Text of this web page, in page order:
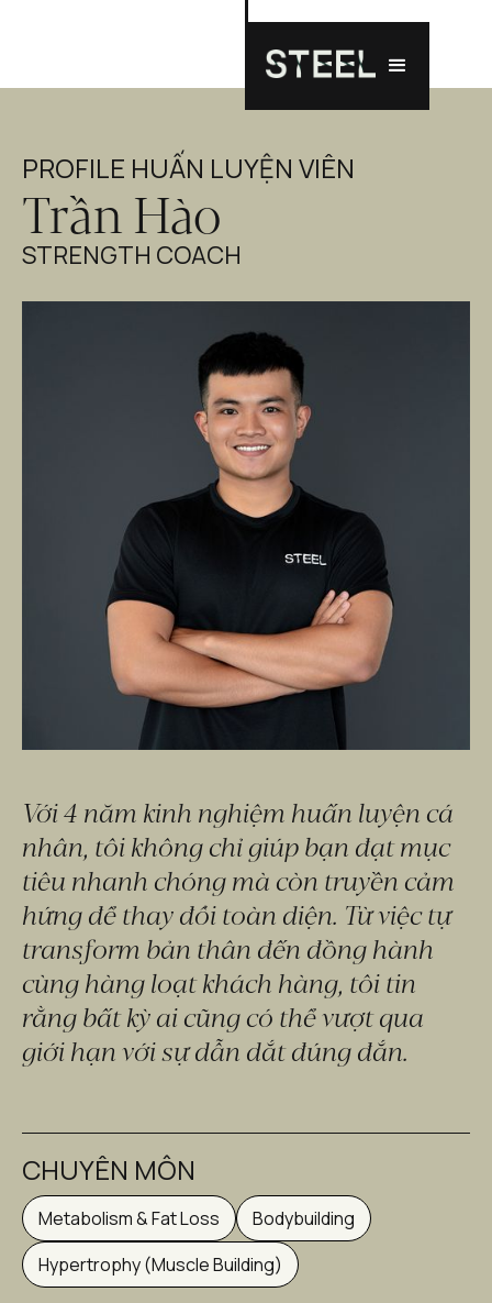
PROFILE HUẤN LUYỆN VIÊN
Trần Hào
STRENGTH COACH
Với 4 năm kinh nghiệm huấn luyện cá
nhân, tôi không chỉ giúp bạn đạt mục
tiêu nhanh chóng mà còn truyền cảm
hứng để thay đổi toàn diện. Từ việc tự
transform bản thân đến đồng hành
cùng hàng loạt khách hàng, tôi tin
rằng bất kỳ ai cũng có thể vượt qua
giới hạn với sự dẫn dắt đúng đắn.
CHUYÊN MÔN
Metabolism & Fat Loss
Bodybuilding
Hypertrophy (Muscle Building)